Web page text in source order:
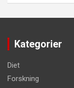
Kategorier
Diet
Forskning